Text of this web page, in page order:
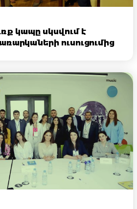
կապը սկսվում է
ուսուցումից